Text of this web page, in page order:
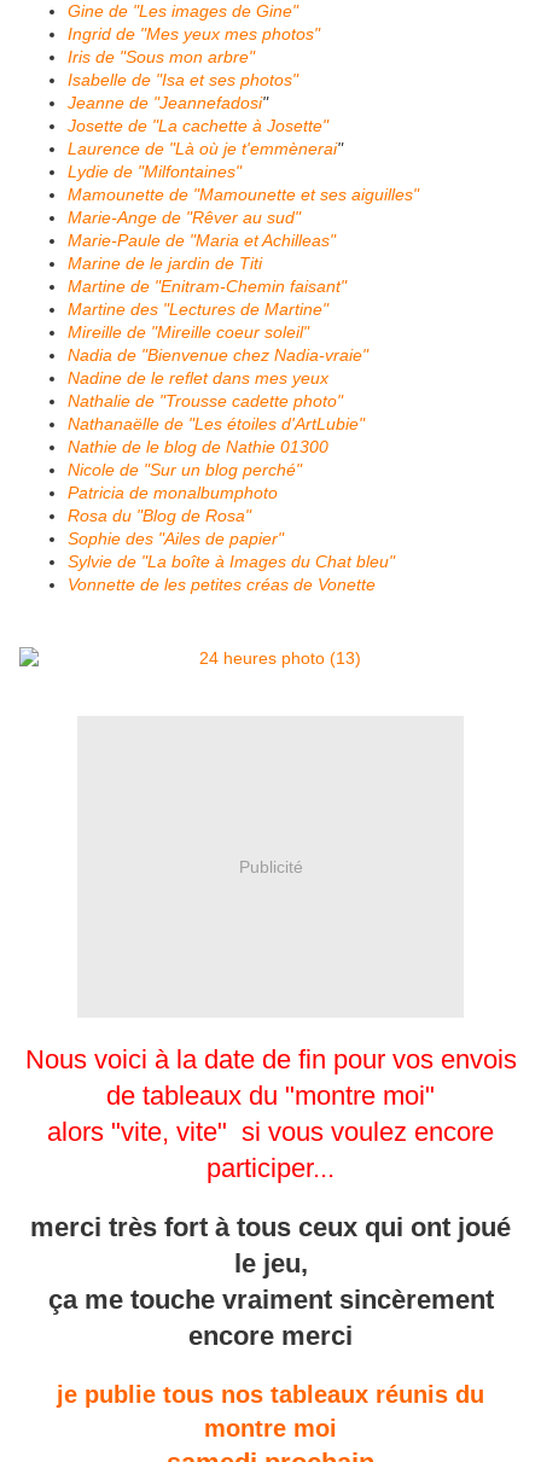
Gine de "Les images de Gine"
Ingrid de "Mes yeux mes photos"
Iris de "Sous mon arbre"
Isabelle de "Isa et ses photos"
Jeanne de "Jeannefadosi"
Josette de "La cachette à Josette"
Laurence de "Là où je t'emmènerai"
Lydie de "Milfontaines"
Mamounette de "Mamounette et ses aiguilles"
Marie-Ange de "Rêver au sud"
Marie-Paule de "Maria et Achilleas"
Marine de le jardin de Titi
Martine de "Enitram-Chemin faisant"
Martine des "Lectures de Martine"
Mireille de "Mireille coeur soleil"
Nadia de "Bienvenue chez Nadia-vraie"
Nadine de le reflet dans mes yeux
Nathalie de "Trousse cadette photo"
Nathanaëlle de "Les étoiles d'ArtLubie"
Nathie de le blog de Nathie 01300
Nicole de "Sur un blog perché"
Patricia de monalbumphoto
Rosa du "Blog de Rosa"
Sophie des "Ailes de papier"
Sylvie de "La boîte à Images du Chat bleu"
Vonnette de les petites créas de Vonette
Publicité
Nous voici à la date de fin pour vos envois
de tableaux du "montre moi"
alors "vite, vite" si vous voulez encore
participer...
merci très fort à tous ceux qui ont joué
le jeu,
ça me touche vraiment sincèrement
encore merci
je publie tous nos tableaux réunis du
montre moi